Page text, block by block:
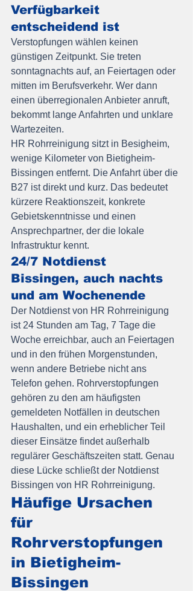
Verfügbarkeit
entscheidend ist
Verstopfungen wählen keinen
günstigen Zeitpunkt. Sie treten
sonntagnachts auf, an Feiertagen oder
mitten im Berufsverkehr. Wer dann
einen überregionalen Anbieter anruft,
bekommt lange Anfahrten und unklare
Wartezeiten.
HR Rohrreinigung sitzt in Besigheim,
wenige Kilometer von Bietigheim-
Bissingen entfernt. Die Anfahrt über die
B27 ist direkt und kurz. Das bedeutet
kürzere Reaktionszeit, konkrete
Gebietskenntnisse und einen
Ansprechpartner, der die lokale
Infrastruktur kennt.
24/7 Notdienst
Bissingen, auch nachts
und am Wochenende
Der Notdienst von HR Rohrreinigung
ist 24 Stunden am Tag, 7 Tage die
Woche erreichbar, auch an Feiertagen
und in den frühen Morgenstunden,
wenn andere Betriebe nicht ans
Telefon gehen. Rohrverstopfungen
gehören zu den am häufigsten
gemeldeten Notfällen in deutschen
Haushalten, und ein erheblicher Teil
dieser Einsätze findet außerhalb
regulärer Geschäftszeiten statt. Genau
diese Lücke schließt der Notdienst
Bissingen von HR Rohrreinigung.
Häufige Ursachen
für
Rohrverstopfungen
in Bietigheim-
Bissingen